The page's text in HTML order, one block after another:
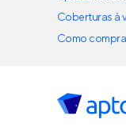
Coberturas à
Como